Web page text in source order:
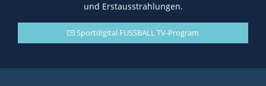
und Erstausstrahlungen.
Sportdigital FUSSBALL TV-Program